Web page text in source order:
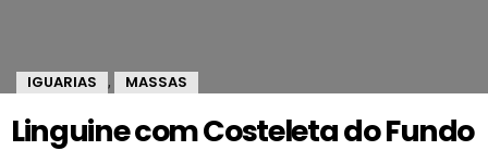
IGUARIAS , MASSAS
Linguine com Costeleta do Fundo